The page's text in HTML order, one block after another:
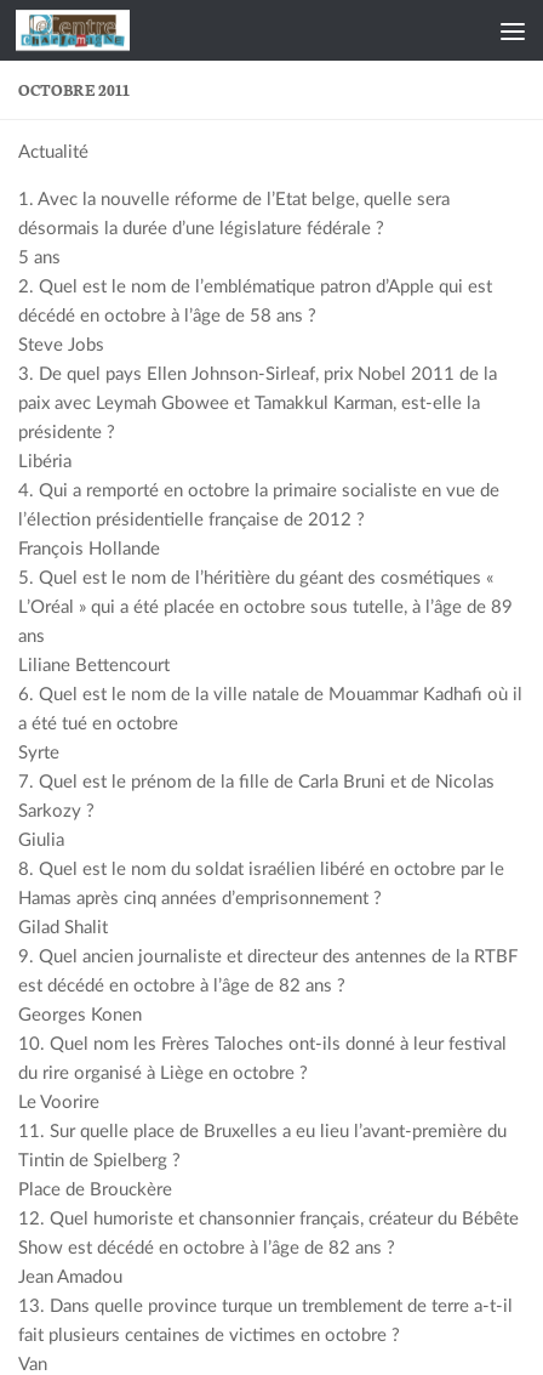
Skip to content
OCTOBRE 2011
Actualité
1. Avec la nouvelle réforme de l’Etat belge, quelle sera
désormais la durée d’une législature fédérale ?
5 ans
2. Quel est le nom de l’emblématique patron d’Apple qui est
décédé en octobre à l’âge de 58 ans ?
Steve Jobs
3. De quel pays Ellen Johnson-Sirleaf, prix Nobel 2011 de la
paix avec Leymah Gbowee et Tamakkul Karman, est-elle la
présidente ?
Libéria
4. Qui a remporté en octobre la primaire socialiste en vue de
l’élection présidentielle française de 2012 ?
François Hollande
5. Quel est le nom de l’héritière du géant des cosmétiques «
L’Oréal » qui a été placée en octobre sous tutelle, à l’âge de 89
ans
Liliane Bettencourt
6. Quel est le nom de la ville natale de Mouammar Kadhafi où il
a été tué en octobre
Syrte
7. Quel est le prénom de la fille de Carla Bruni et de Nicolas
Sarkozy ?
Giulia
8. Quel est le nom du soldat israélien libéré en octobre par le
Hamas après cinq années d’emprisonnement ?
Gilad Shalit
9. Quel ancien journaliste et directeur des antennes de la RTBF
est décédé en octobre à l’âge de 82 ans ?
Georges Konen
10. Quel nom les Frères Taloches ont-ils donné à leur festival
du rire organisé à Liège en octobre ?
Le Voorire
11. Sur quelle place de Bruxelles a eu lieu l’avant-première du
Tintin de Spielberg ?
Place de Brouckère
12. Quel humoriste et chansonnier français, créateur du Bébête
Show est décédé en octobre à l’âge de 82 ans ?
Jean Amadou
13. Dans quelle province turque un tremblement de terre a-t-il
fait plusieurs centaines de victimes en octobre ?
Van